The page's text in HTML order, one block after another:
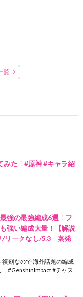
覧
みた！#原神 #キャラ紹
強の最強編成6選！フ
強い編成大量！【解説
/リークなし/5.3 蒸発
刻なので 海外話題の編成
#GenshinImpact #チャス